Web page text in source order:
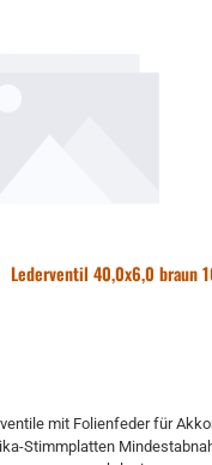
Lederventil 40,0x6,0 braun
mit Folienfeder für
Mindestabnahme 10 Stück